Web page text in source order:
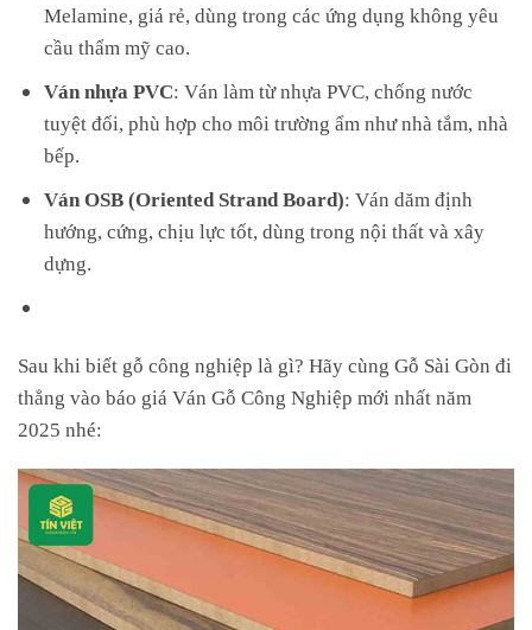
Melamine, giá rẻ, dùng trong các ứng dụng không yêu
cầu thẩm mỹ cao.
Ván nhựa PVC: Ván làm từ nhựa PVC, chống nước
tuyệt đối, phù hợp cho môi trường ẩm như nhà tắm, nhà
bếp.
Ván OSB (Oriented Strand Board): Ván dăm định
hướng, cứng, chịu lực tốt, dùng trong nội thất và xây
dựng.
Sau khi biết gỗ công nghiệp là gì? Hãy cùng Gỗ Sài Gòn đi
thẳng vào báo giá Ván Gỗ Công Nghiệp mới nhất năm
2025 nhé: